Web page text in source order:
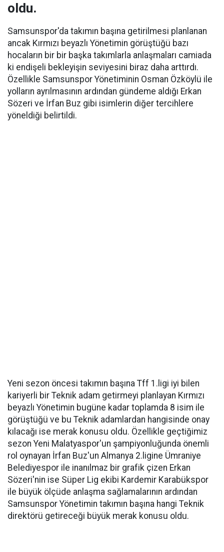
oldu.
Samsunspor'da takımın başına getirilmesi planlanan
ancak Kırmızı beyazlı Yönetimin görüştüğü bazı
hocaların bir bir başka takımlarla anlaşmaları camiada
ki endişeli bekleyişin seviyesini biraz daha arttırdı.
Özellikle Samsunspor Yönetiminin Osman Özköylü ile
yolların ayrılmasının ardından gündeme aldığı Erkan
Sözeri ve İrfan Buz gibi isimlerin diğer tercihlere
yöneldiği belirtildi.
Yeni sezon öncesi takımın başına Tff 1.ligi iyi bilen
kariyerli bir Teknik adam getirmeyi planlayan Kırmızı
beyazlı Yönetimin bugüne kadar toplamda 8 isim ile
görüştüğü ve bu Teknik adamlardan hangisinde onay
kılacağı ise merak konusu oldu. Özellikle geçtiğimiz
sezon Yeni Malatyaspor'un şampiyonluğunda önemli
rol oynayan İrfan Buz'un Almanya 2.ligine Ümraniye
Belediyespor ile inanılmaz bir grafik çizen Erkan
Sözeri'nin ise Süper Lig ekibi Kardemir Karabükspor
ile büyük ölçüde anlaşma sağlamalarının ardından
Samsunspor Yönetimin takımın başına hangi Teknik
direktörü getireceği büyük merak konusu oldu.